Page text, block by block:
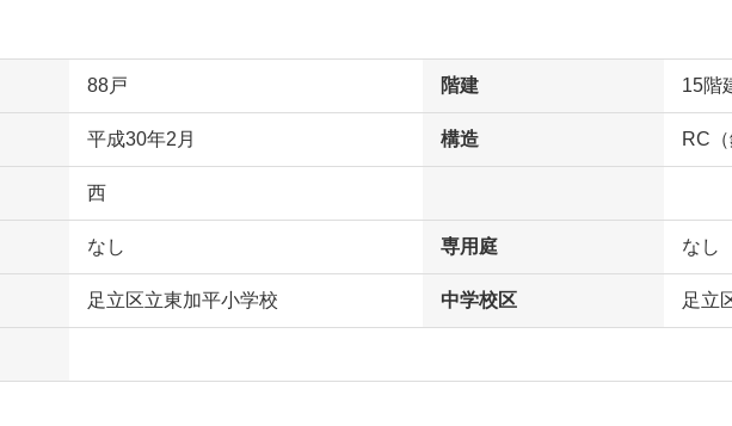
88戸 階建 15階
平成30年2月 構造 RC
西
なし 専用庭 なし
足立区立東加平小学校 中学校区 足立